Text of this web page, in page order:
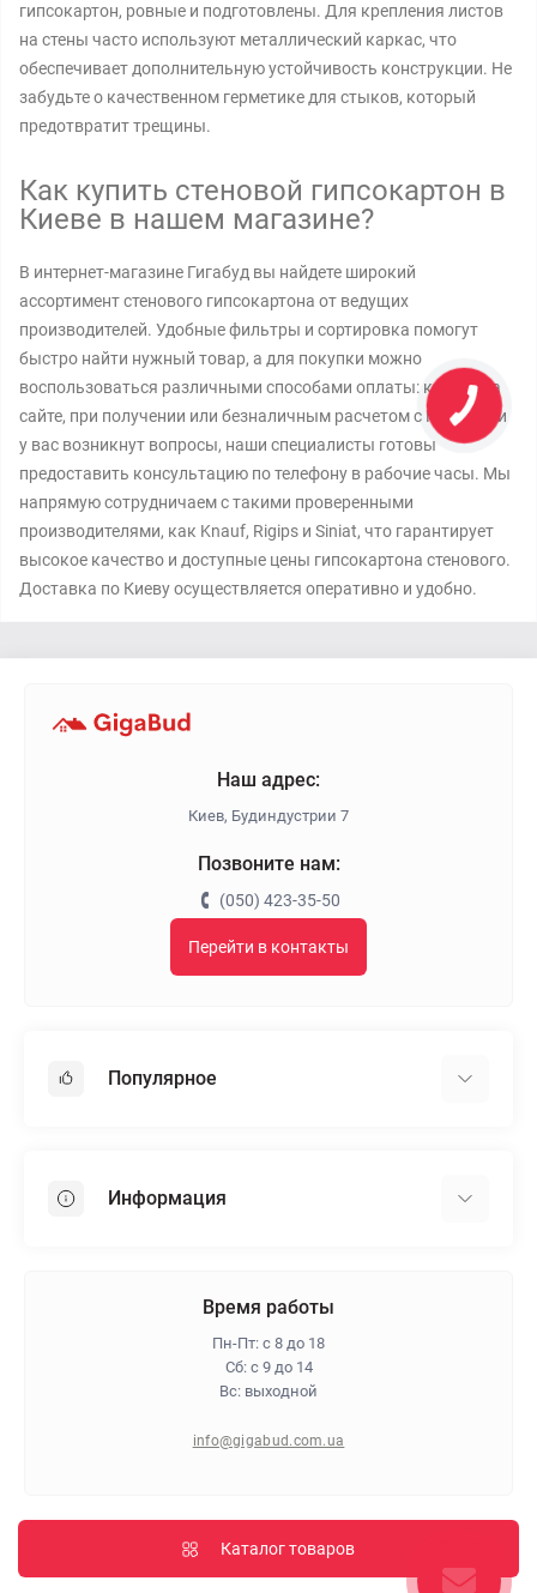
гипсокартон, ровные и подготовлены. Для крепления листов
на стены часто используют металлический каркас, что
обеспечивает дополнительную устойчивость конструкции. Не
забудьте о качественном герметике для стыков, который
предотвратит трещины.
Как купить стеновой гипсокартон в
Киеве в нашем магазине?
В интернет-магазине Гигабуд вы найдете широкий
ассортимент стенового гипсокартона от ведущих
производителей. Удобные фильтры и сортировка помогут
быстро найти нужный товар, а для покупки можно
воспользоваться различными способами оплаты: картой на
сайте, при получении или безналичным расчетом с НДС. Если
у вас возникнут вопросы, наши специалисты готовы
предоставить консультацию по телефону в рабочие часы. Мы
напрямую сотрудничаем с такими проверенными
производителями, как Knauf, Rigips и Siniat, что гарантирует
высокое качество и доступные цены гипсокартона стенового.
Доставка по Киеву осуществляется оперативно и удобно.
Наш адрес:
Киев, Будиндустрии 7
Позвоните нам:
(050) 423-35-50
Перейти в контакты
Популярное
Пенопласт
Информация
Политика конфиденциальности
Время работы
Пн-Пт: с 8 до 18
Сб: с 9 до 14
Вс: выходной
info@gigabud.com.ua
Каталог товаров